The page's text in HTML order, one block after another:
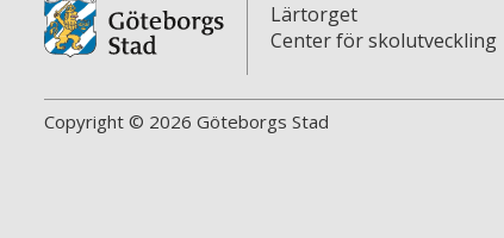
Lärtorget
Center för skolutveckling
Copyright © 2026 Göteborgs Stad